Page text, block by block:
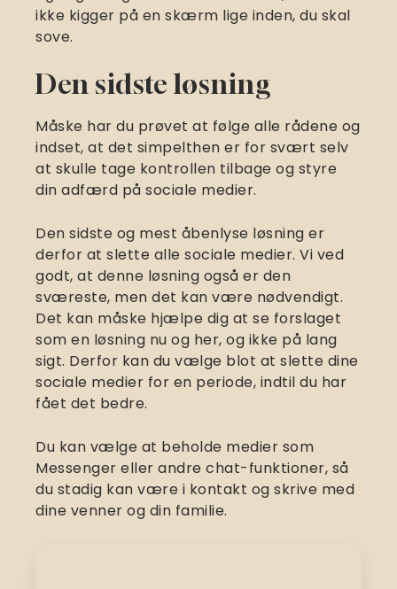
ikke kigger på en skærm lige inden, du skal
sove.
Den sidste løsning
Måske har du prøvet at følge alle rådene og
indset, at det simpelthen er for svært selv
at skulle tage kontrollen tilbage og styre
din adfærd på sociale medier.
Den sidste og mest åbenlyse løsning er
derfor at slette alle sociale medier. Vi ved
godt, at denne løsning også er den
sværeste, men det kan være nødvendigt.
Det kan måske hjælpe dig at se forslaget
som en løsning nu og her, og ikke på lang
sigt. Derfor kan du vælge blot at slette dine
sociale medier for en periode, indtil du har
fået det bedre.
Du kan vælge at beholde medier som
Messenger eller andre chat-funktioner, så
du stadig kan være i kontakt og skrive med
dine venner og din familie.